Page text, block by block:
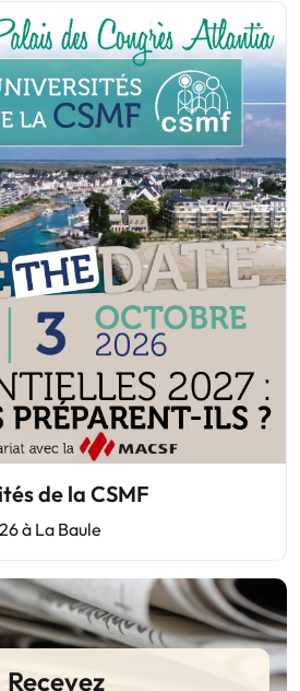
de la CSMF
à La Baule
Recevez